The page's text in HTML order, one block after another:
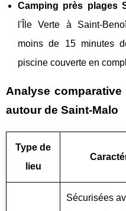
Camping près plages
l'Île Verte à Saint-
moins de 15 minutes
piscine couverte en
Analyse
autour de Saint-Malo
Type de
lieu
Sécurisées